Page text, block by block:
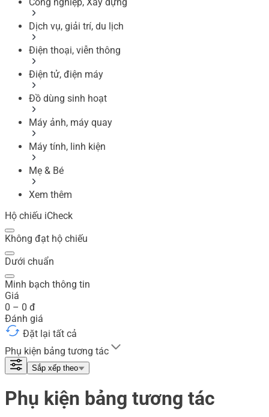
Dịch vụ, giải trí, du lịch
Điện thoại, viễn thông
Điện tử, điện máy
Đồ dùng sinh hoạt
Máy ảnh, máy quay
Máy tính, linh kiện
Mẹ & Bé
Xem thêm
Hộ chiếu iCheck
Không đạt hộ chiếu
Dưới chuẩn
Minh bạch thông tin
Giá
0 – 0 đ
Đánh giá
Đặt lại tất cả
Phụ kiện bảng tương tác
Sắp xếp theo
Phụ kiện bảng tương tác